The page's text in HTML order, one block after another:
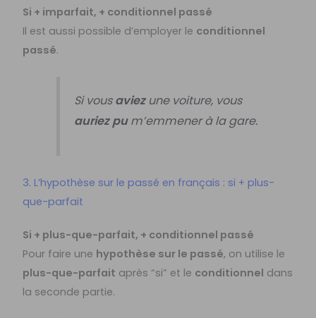
Si + imparfait, + conditionnel passé
Il est aussi possible d’employer le conditionnel
passé.
Si vousaviezune voiture, vous
auriez pum’emmener à la gare.
3. L’hypothèse sur le passé en français : si + plus-
que-parfait
Si + plus-que-parfait, + conditionnel passé
Pour faire une hypothèse sur le passé, on utilise le
plus-que-parfait après “si” et le conditionnel dans
la seconde partie.